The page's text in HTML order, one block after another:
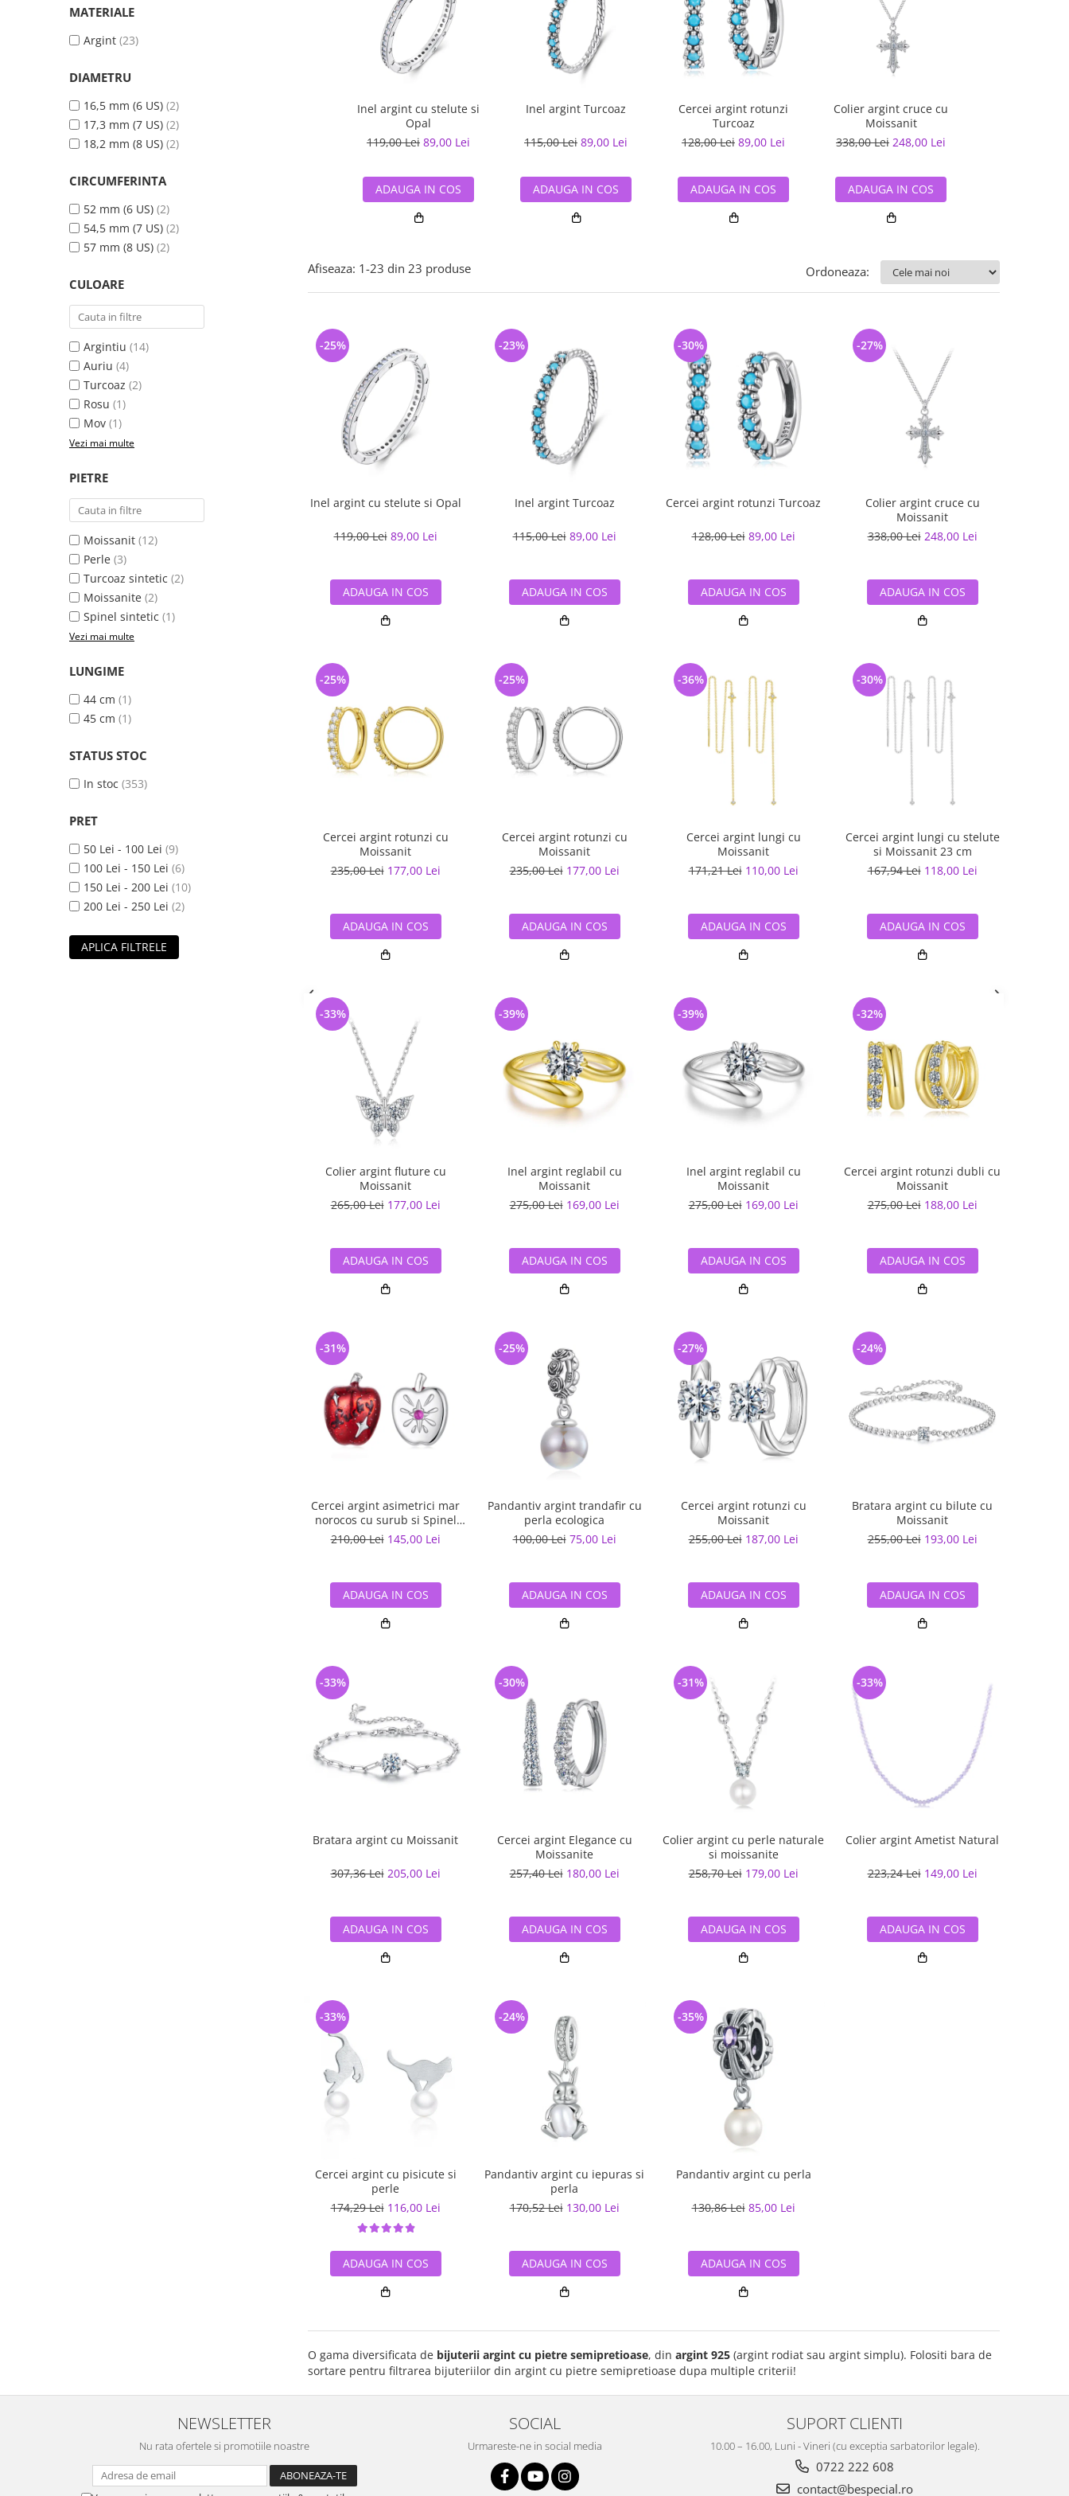
semipretioase
Bijuterii argint placat cu aur
Bijuterii argint cu murano
Bijuterii de Lux
Bijuterii gotice si rock
Bijuterii Handmade
Casete si cutii de bijuterii
Bijuterii tungsten
Solutii si lavete de curatare
bijuterii argint
MATERIALE
Argint (23)
DIAMETRU
16,5 mm (6 US) (2)
17,3 mm (7 US) (2)
18,2 mm (8 US) (2)
CIRCUMFERINTA
52 mm (6 US) (2)
54,5 mm (7 US) (2)
57 mm (8 US) (2)
CULOARE
Argintiu (14)
Auriu (4)
Turcoaz (2)
Rosu (1)
Mov (1)
Vezi mai multe
PIETRE
Moissanit (12)
Perle (3)
Turcoaz sintetic (2)
Moissanite (2)
Spinel sintetic (1)
Vezi mai multe
LUNGIME
44 cm (1)
45 cm (1)
STATUS STOC
In stoc (353)
PRET
50 Lei - 100 Lei (9)
100 Lei - 150 Lei (6)
150 Lei - 200 Lei (10)
200 Lei - 250 Lei (2)
APLICA FILTRELE
Inel argint cu stelute si
Opal
119,00 Lei 89,00 Lei
ADAUGA IN COS
Inel argint Turcoaz
115,00 Lei 89,00 Lei
ADAUGA IN COS
Cercei argint rotunzi
Turcoaz
128,00 Lei 89,00 Lei
ADAUGA IN COS
Colier argint cruce cu
Moissanit
338,00 Lei 248,00 Lei
ADAUGA IN COS
Afiseaza: 1-23 din 23 produse Ordoneaza:
Inel argint cu stelute si Opal
119,00 Lei 89,00 Lei
-25%
ADAUGA IN COS
Inel argint Turcoaz
115,00 Lei 89,00 Lei
-23%
ADAUGA IN COS
Cercei argint rotunzi Turcoaz
128,00 Lei 89,00 Lei
-30%
ADAUGA IN COS
Colier argint cruce cu
Moissanit
338,00 Lei 248,00 Lei
-27%
ADAUGA IN COS
Cercei argint rotunzi cu
Moissanit
235,00 Lei 177,00 Lei
-25%
ADAUGA IN COS
Cercei argint rotunzi cu
Moissanit
235,00 Lei 177,00 Lei
-25%
ADAUGA IN COS
Cercei argint lungi cu
Moissanit
171,21 Lei 110,00 Lei
-36%
ADAUGA IN COS
Cercei argint lungi cu stelute
si Moissanit 23 cm
167,94 Lei 118,00 Lei
-30%
ADAUGA IN COS
Colier argint fluture cu
Moissanit
265,00 Lei 177,00 Lei
-33%
ADAUGA IN COS
Inel argint reglabil cu
Moissanit
275,00 Lei 169,00 Lei
-39%
ADAUGA IN COS
Inel argint reglabil cu
Moissanit
275,00 Lei 169,00 Lei
-39%
ADAUGA IN COS
Cercei argint rotunzi dubli cu
Moissanit
275,00 Lei 188,00 Lei
-32%
ADAUGA IN COS
Cercei argint asimetrici mar
norocos cu surub si Spinel
sintetic
210,00 Lei 145,00 Lei
-31%
ADAUGA IN COS
Pandantiv argint trandafir cu
perla ecologica
100,00 Lei 75,00 Lei
-25%
ADAUGA IN COS
Cercei argint rotunzi cu
Moissanit
255,00 Lei 187,00 Lei
-27%
ADAUGA IN COS
Bratara argint cu bilute cu
Moissanit
255,00 Lei 193,00 Lei
-24%
ADAUGA IN COS
Bratara argint cu Moissanit
307,36 Lei 205,00 Lei
-33%
ADAUGA IN COS
Cercei argint Elegance cu
Moissanite
257,40 Lei 180,00 Lei
-30%
ADAUGA IN COS
Colier argint cu perle naturale
si moissanite
258,70 Lei 179,00 Lei
-31%
ADAUGA IN COS
Colier argint Ametist Natural
223,24 Lei 149,00 Lei
-33%
ADAUGA IN COS
Cercei argint cu pisicute si
perle
174,29 Lei 116,00 Lei
-33%
ADAUGA IN COS
Pandantiv argint cu iepuras si
perla
170,52 Lei 130,00 Lei
-24%
ADAUGA IN COS
Pandantiv argint cu perla
130,86 Lei 85,00 Lei
-35%
ADAUGA IN COS
O gama diversificata de bijuterii argint cu pietre semipretioase, din argint 925 (argint rodiat sau argint simplu). Folositi bara de
sortare pentru filtrarea bijuteriilor din argint cu pietre semipretioase dupa multiple criterii!
NEWSLETTER
Nu rata ofertele si promotiile noastre
SOCIAL
Urmareste-ne in social media
SUPORT CLIENTI
10.00 – 16.00, Luni - Vineri (cu exceptia sarbatorilor legale).
0722 222 608
contact@bespecial.ro